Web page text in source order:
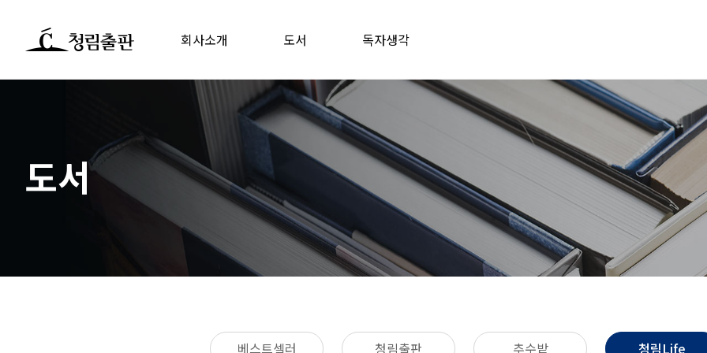
회사소개 도서 독자생각
도서
베스트셀러 청림출판 추수밭 청림Life